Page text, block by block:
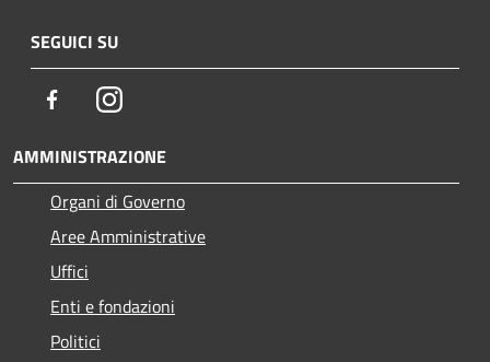
SEGUICI SU
FacebookInstagram
AMMINISTRAZIONE
Organi di Governo
Aree Amministrative
Uffici
Enti e fondazioni
Politici